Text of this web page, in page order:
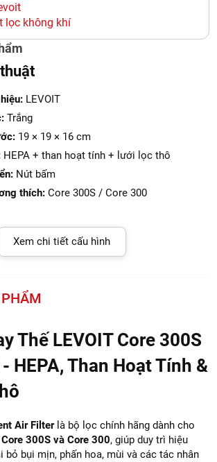
lọc không khí
Thế LEVOIT Core 300S
HEPA, Than Hoạt Tính &
Air Filterlà bộ lọc chính hãng dành cho
Core 300S và Core 300, giúp duy trì hiệu
bụi mịn, phấn hoa, mùi và các tác nhân
LEVOIT
Trắng
19 × 19 × 16 cm
HEPA + than hoạt tính + lưới lọc thô
Nút bấm
thích: Core 300S / Core 300
Xem chi tiết cấu hình